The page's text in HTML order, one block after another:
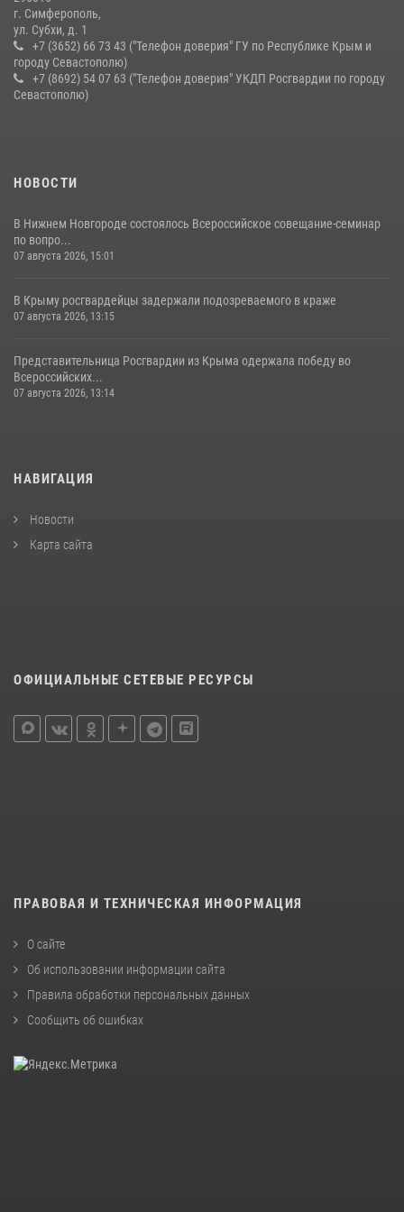
г. Симферополь,
ул. Субхи, д. 1
+7 (3652) 66 73 43 ("Телефон доверия" ГУ по Республике Крым и
городу Севастополю)
+7 (8692) 54 07 63 ("Телефон доверия" УКДП Росгвардии по городу
Севастополю)
НОВОСТИ
В Нижнем Новгороде состоялось Всероссийское совещание-семинар
по вопро...
07 августа 2026, 15:01
В Крыму росгвардейцы задержали подозреваемого в краже
07 августа 2026, 13:15
Представительница Росгвардии из Крыма одержала победу во
Всероссийских...
07 августа 2026, 13:14
НАВИГАЦИЯ
Новости
Карта сайта
ОФИЦИАЛЬНЫЕ СЕТЕВЫЕ РЕСУРСЫ
ПРАВОВАЯ И ТЕХНИЧЕСКАЯ ИНФОРМАЦИЯ
О сайте
Об использовании информации сайта
Правила обработки персональных данных
Сообщить об ошибках